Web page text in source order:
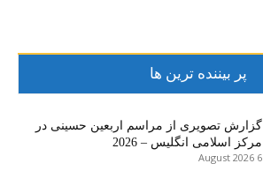
پر بیننده ترین ها
گزارش تصویری از مراسم اربعین حسینی در
مرکز اسلامی انگلیس – 2026
6 August 2026